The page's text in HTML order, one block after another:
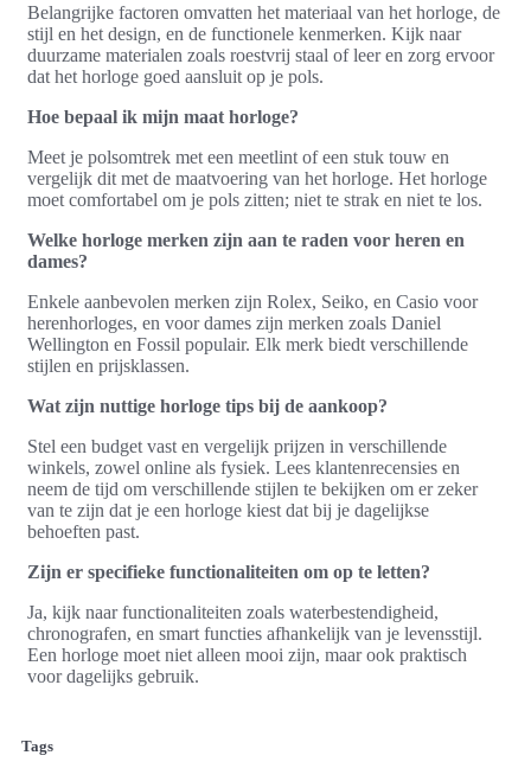
Belangrijke factoren omvatten het materiaal van het horloge, de
stijl en het design, en de functionele kenmerken. Kijk naar
duurzame materialen zoals roestvrij staal of leer en zorg ervoor
dat het horloge goed aansluit op je pols.
Hoe bepaal ik mijn maat horloge?
Meet je polsomtrek met een meetlint of een stuk touw en
vergelijk dit met de maatvoering van het horloge. Het horloge
moet comfortabel om je pols zitten; niet te strak en niet te los.
Welke horloge merken zijn aan te raden voor heren en
dames?
Enkele aanbevolen merken zijn Rolex, Seiko, en Casio voor
herenhorloges, en voor dames zijn merken zoals Daniel
Wellington en Fossil populair. Elk merk biedt verschillende
stijlen en prijsklassen.
Wat zijn nuttige horloge tips bij de aankoop?
Stel een budget vast en vergelijk prijzen in verschillende
winkels, zowel online als fysiek. Lees klantenrecensies en
neem de tijd om verschillende stijlen te bekijken om er zeker
van te zijn dat je een horloge kiest dat bij je dagelijkse
behoeften past.
Zijn er specifieke functionaliteiten om op te letten?
Ja, kijk naar functionaliteiten zoals waterbestendigheid,
chronografen, en smart functies afhankelijk van je levensstijl.
Een horloge moet niet alleen mooi zijn, maar ook praktisch
voor dagelijks gebruik.
Tags